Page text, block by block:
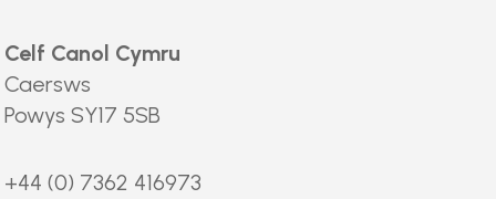
Celf Canol Cymru
Caersws
Powys SY17 5SB
+44 (0) 7362 416973